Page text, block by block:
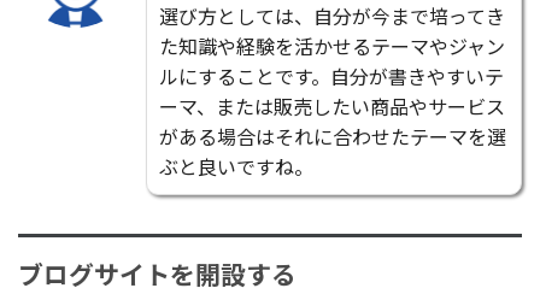
選び方としては、自分が今まで培ってき
た知識や経験を活かせるテーマやジャン
ルにすることです。自分が書きやすいテ
ーマ、または販売したい商品やサービス
がある場合はそれに合わせたテーマを選
ぶと良いですね。
ブログサイトを開設する